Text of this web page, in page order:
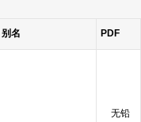
名 PDF
无铅